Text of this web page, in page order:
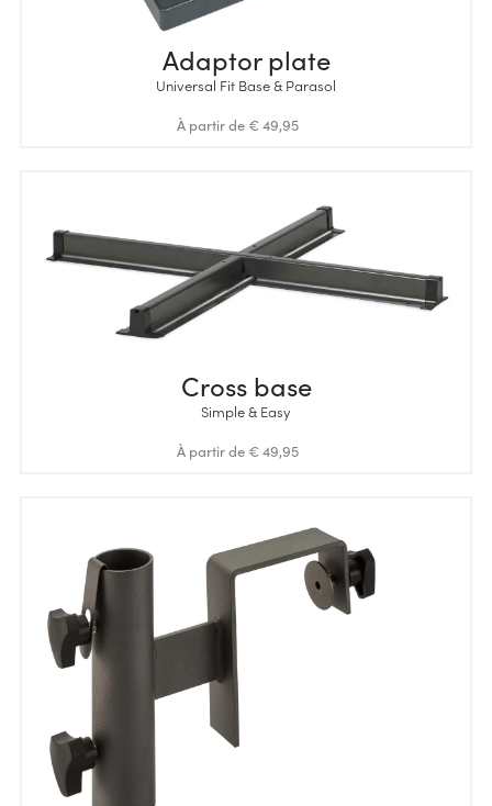
Adaptor plate
Universal Fit Base & Parasol
À partir de € 49,95
Cross base
Simple & Easy
À partir de € 49,95